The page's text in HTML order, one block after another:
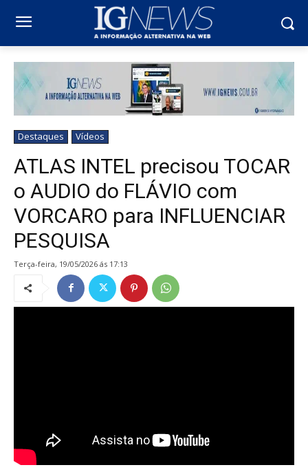
Destaques Vídeos
ATLAS INTEL precisou TOCAR
o AUDIO do FLÁVIO com
VORCARO para INFLUENCIAR
PESQUISA
terça-feira, 19/05/2026 ás 17:13